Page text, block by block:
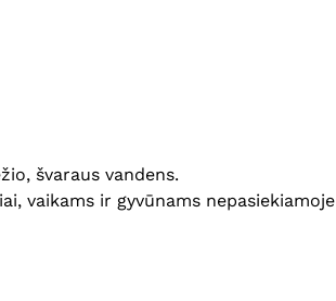
švaraus vandens.
vaikams ir gyvūnams nepasiekiamoje